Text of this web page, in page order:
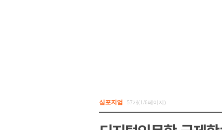
심포지엄 57개(1/6페이지)